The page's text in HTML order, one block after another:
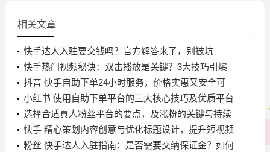
相关文章
快手达人入驻要交钱吗？官方解答来了，别被坑
快手热门视频秘诀：双击播放是关键？3大技巧引爆
流量，你学会了吗
抖音 快手自助下单24小时服务，价格实惠又安全可
靠，你知道怎么用吗？
小红书 使用自助下单平台的三大核心技巧及优质平台
推荐
选择合适真人粉丝平台的要点，及涨粉的关键与持续
优化方法
快手 精心策划内容创意与优化标题设计，提升短视频
播放量的关键要点
粉丝 快手达人入驻指南：是否需要交纳保证金？如何